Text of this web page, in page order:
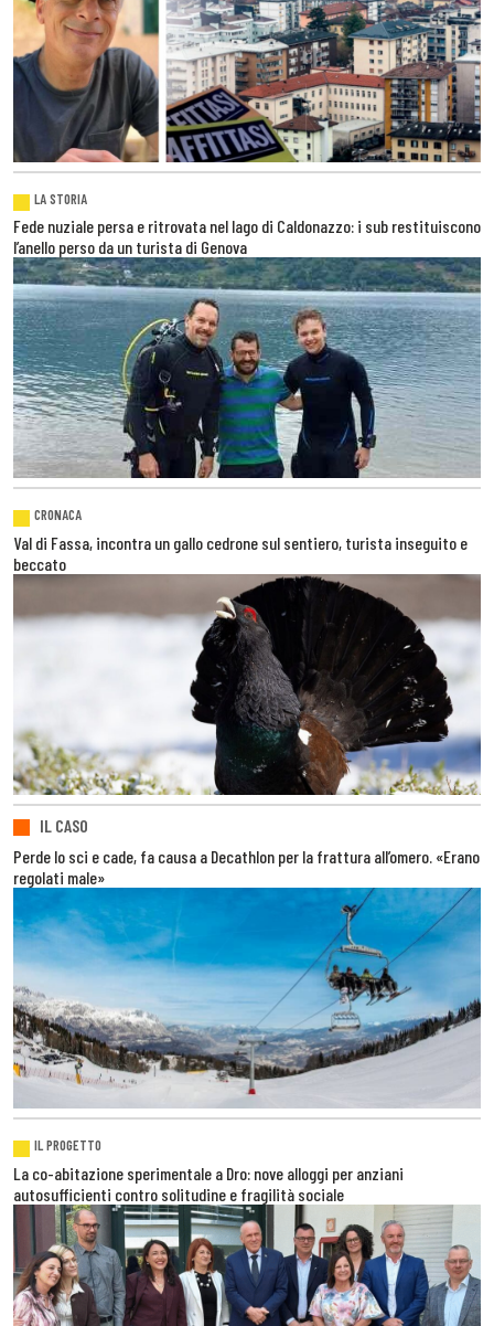
LA STORIA
Fede nuziale persa e ritrovata nel lago di Caldonazzo: i sub restituiscono
l’anello perso da un turista di Genova
CRONACA
Val di Fassa, incontra un gallo cedrone sul sentiero, turista inseguito e
beccato
IL CASO
Perde lo sci e cade, fa causa a Decathlon per la frattura all’omero. «Erano
regolati male»
IL PROGETTO
La co-abitazione sperimentale a Dro: nove alloggi per anziani
autosufficienti contro solitudine e fragilità sociale